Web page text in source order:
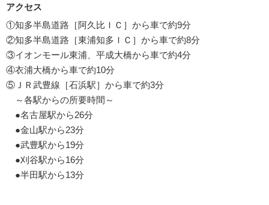
アクセス
①知多半島道路［阿久比ＩＣ］から車で約9分
②知多半島道路［東浦知多ＩＣ］から車で約8分
③イオンモール東浦、平成大橋から車で約4分
④衣浦大橋から車で約10分
⑤ＪＲ武豊線［石浜駅］から車で約3分
～各駅からの所要時間～
●名古屋駅から26分
●金山駅から23分
●武豊駅から19分
●刈谷駅から16分
●半田駅から13分